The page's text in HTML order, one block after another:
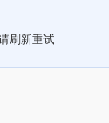
刷新重试